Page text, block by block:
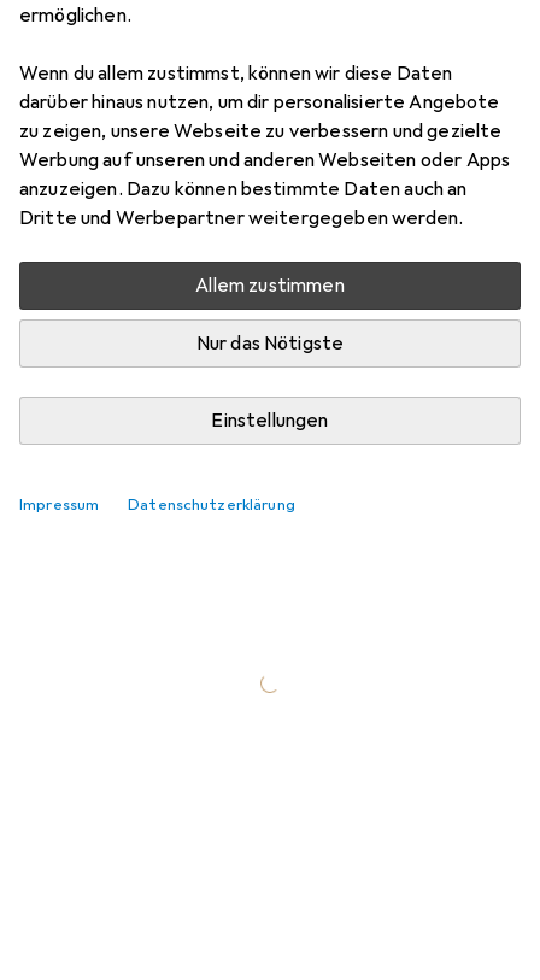
ermöglichen.
Wenn du allem zustimmst, können wir diese Daten
darüber hinaus nutzen, um dir personalisierte Angebote
zu zeigen, unsere Webseite zu verbessern und gezielte
Werbung auf unseren und anderen Webseiten oder Apps
anzuzeigen. Dazu können bestimmte Daten auch an
Dritte und Werbepartner weitergegeben werden.
Allem zustimmen
Nur das Nötigste
Einstellungen
Impressum Datenschutzerklärung